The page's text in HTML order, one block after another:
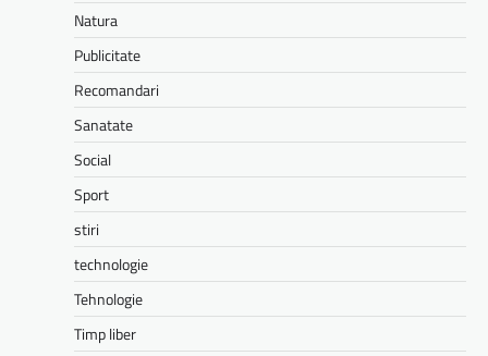
Natura
Publicitate
Recomandari
Sanatate
Social
Sport
stiri
technologie
Tehnologie
Timp liber